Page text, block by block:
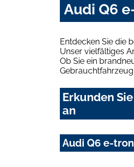
Audi Q6
Entdecken Sie die
Unser vielfältiges
Ob Sie ein
Erkunden
an
Audi Q6 e-tron